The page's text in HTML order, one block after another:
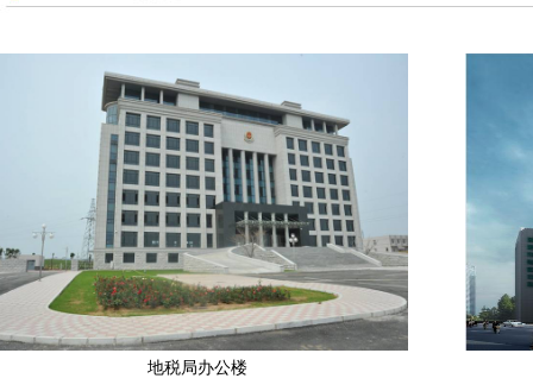
地税局办公楼